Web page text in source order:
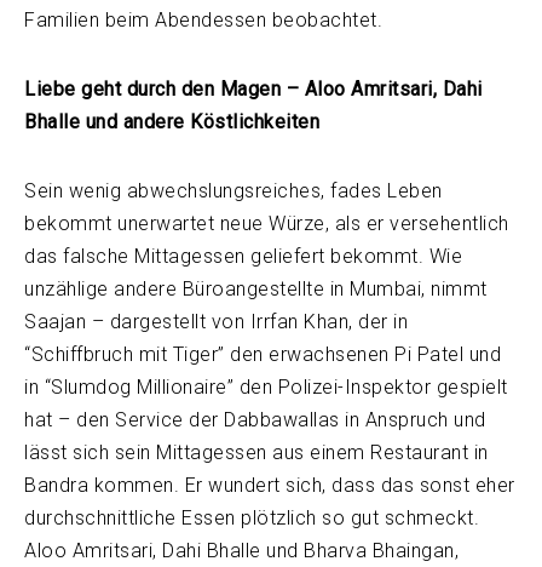
Familien beim Abendessen beobachtet.
Liebe geht durch den Magen – Aloo Amritsari, Dahi
Bhalle und andere Köstlichkeiten
Sein wenig abwechslungsreiches, fades Leben
bekommt unerwartet neue Würze, als er versehentlich
das falsche Mittagessen geliefert bekommt. Wie
unzählige andere Büroangestellte in Mumbai, nimmt
Saajan – dargestellt von Irrfan Khan, der in
“Schiffbruch mit Tiger” den erwachsenen Pi Patel und
in “Slumdog Millionaire” den Polizei-Inspektor gespielt
hat – den Service der Dabbawallas in Anspruch und
lässt sich sein Mittagessen aus einem Restaurant in
Bandra kommen. Er wundert sich, dass das sonst eher
durchschnittliche Essen plötzlich so gut schmeckt.
Aloo Amritsari, Dahi Bhalle und Bharva Bhaingan,